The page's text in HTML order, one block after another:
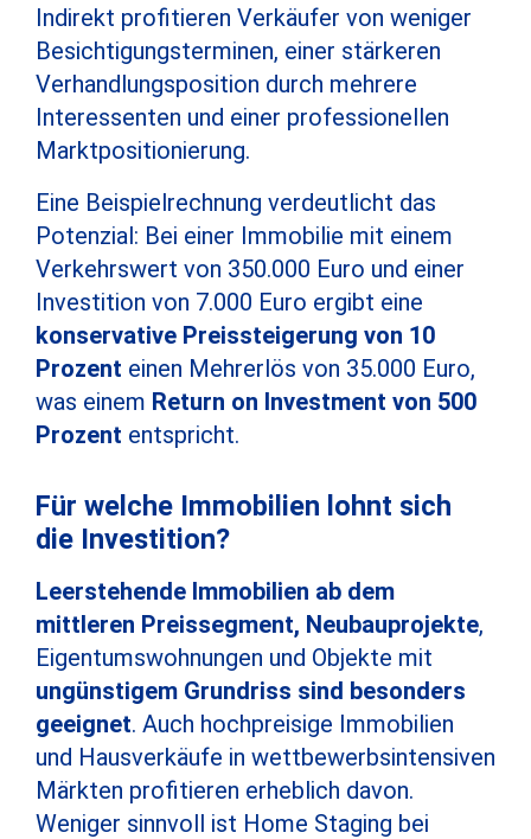
Indirekt profitieren Verkäufer von weniger
Besichtigungsterminen, einer stärkeren
Verhandlungsposition durch mehrere
Interessenten und einer professionellen
Marktpositionierung.
Eine Beispielrechnung verdeutlicht das
Potenzial: Bei einer Immobilie mit einem
Verkehrswert von 350.000 Euro und einer
Investition von 7.000 Euro ergibt eine
konservative Preissteigerung von 10
Prozent einen Mehrerlös von 35.000 Euro,
was einem Return on Investment von 500
Prozent entspricht.
Für welche Immobilien lohnt sich
die Investition?
Leerstehende Immobilien ab dem
mittleren Preissegment, Neubauprojekte,
Eigentumswohnungen und Objekte mit
ungünstigem Grundriss sind besonders
geeignet. Auch hochpreisige Immobilien
und Hausverkäufe in wettbewerbsintensiven
Märkten profitieren erheblich davon.
Weniger sinnvoll ist Home Staging bei